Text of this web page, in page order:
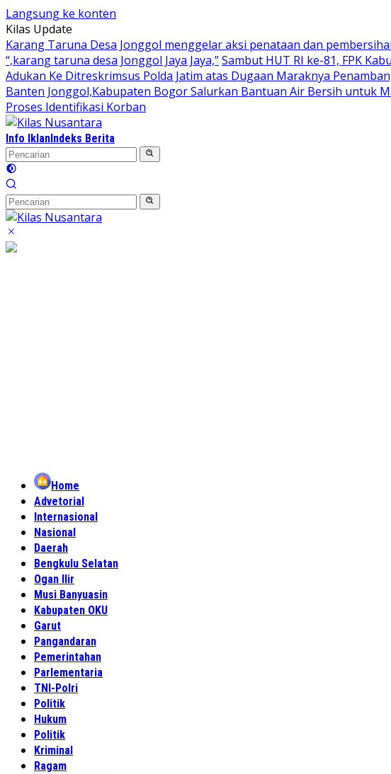
Langsung ke konten
Kilas Update
Karang Taruna Desa Jonggol menggelar aksi penataan dan
“,karang taruna desa Jonggol Jaya Jaya,”Sambut HUT RI ke-81, FPK
Adukan Ke Ditreskrimsus Polda Jatim atas Dugaan Maraknya
Banten Jonggol,Kabupaten Bogor Salurkan Bantuan Air Bersih untuk
Proses Identifikasi Korban
Info IklanIndeks Berita
Home
Advetorial
Internasional
Nasional
Daerah
Bengkulu Selatan
Ogan Ilir
Musi Banyuasin
Kabupaten OKU
Garut
Pangandaran
Pemerintahan
Parlementaria
TNI-Polri
Politik
Hukum
Politik
Kriminal
Ragam